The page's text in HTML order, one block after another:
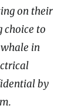
on their
choice to
in
by